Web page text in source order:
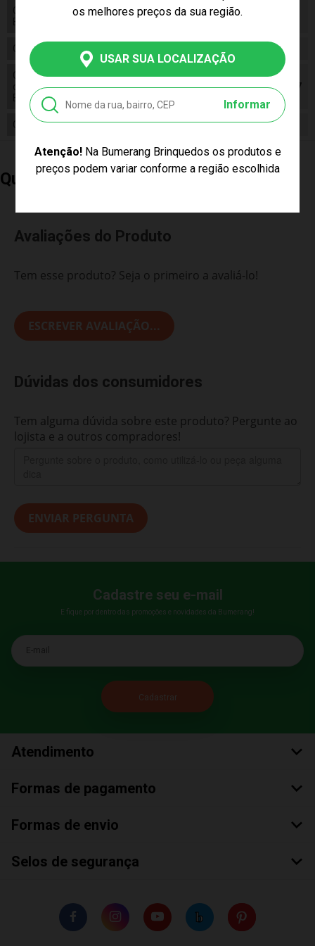
os melhores preços da sua região.
USAR SUA LOCALIZAÇÃO
Informar
Atenção!Na Bumerang Brinquedos os produtos e
preços podem variar conforme a região escolhida
7896460320078
Composição Vinil, tecido
Conteúdo
Embalagem
01 Boneca Anna Frozen 2 Novabrink Bbra 2007
Cor Produto Multicor
Quem Comprou, Também Levou
Avaliações do Produto
Tem esse produto? Seja o primeiro a avaliá-lo!
ESCREVER AVALIAÇÃO...
Dúvidas dos consumidores
Tem alguma dúvida sobre este produto? Pergunte ao
lojista e a outros compradores!
ENVIAR PERGUNTA
Cadastre seu e-mail
E fique por dentro das promoções e novidades da Bumerang!
E-mail
Atendimento
Formas de pagamento
Formas de envio
Selos de segurança